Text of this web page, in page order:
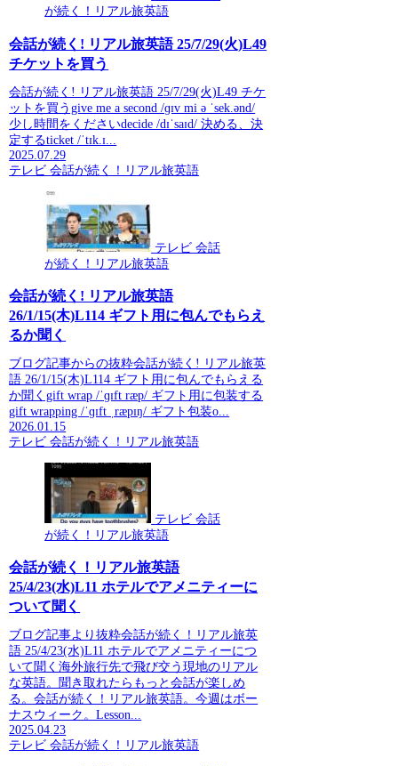
が続く！リアル旅英語
会話が続く! リアル旅英語 25/7/29(火)L49
チケットを買う
会話が続く! リアル旅英語 25/7/29(火)L49 チケ
ットを買うgive me a second /ɡɪv mi ə ˈsek.ənd/
少し時間をくださいdecide /dɪˈsaɪd/ 決める、決
定するticket /ˈtɪk.ɪ...
2025.07.29
テレビ 会話が続く！リアル旅英語
テレビ 会話
が続く！リアル旅英語
会話が続く! リアル旅英語
26/1/15(木)L114 ギフト用に包んでもらえ
るか聞く
ブログ記事からの抜粋会話が続く! リアル旅英
語 26/1/15(木)L114 ギフト用に包んでもらえる
か聞くgift wrap /ˈɡɪft ræp/ ギフト用に包装する
gift wrapping /ˈɡɪft ˌræpɪŋ/ ギフト包装o...
2026.01.15
テレビ 会話が続く！リアル旅英語
テレビ 会話
が続く！リアル旅英語
会話が続く！リアル旅英語
25/4/23(水)L11 ホテルでアメニティーに
ついて聞く
ブログ記事より抜粋会話が続く！リアル旅英
語 25/4/23(水)L11 ホテルでアメニティーにつ
いて聞く海外旅行先で飛び交う現地のリアル
な英語。聞き取れたらもっと会話が楽しめ
る。会話が続く！リアル旅英語。今週はボー
ナスウィーク。Lesson...
2025.04.23
テレビ 会話が続く！リアル旅英語